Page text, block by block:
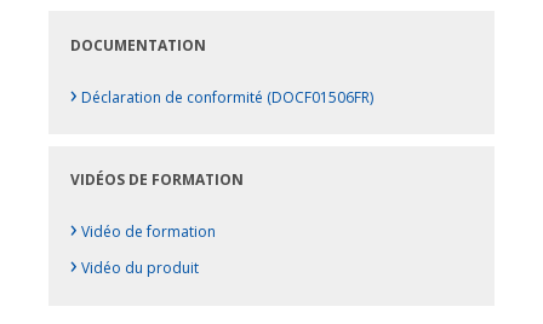
DOCUMENTATION
› Déclaration de conformité (DOCF01506FR)
VIDÉOS DE FORMATION
› Vidéo de formation
› Vidéo du produit